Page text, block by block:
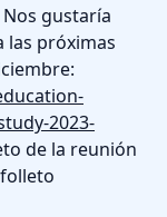
gustaría
las próximas
2023-
de la reunión